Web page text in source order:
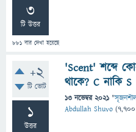
3
টি উত্তর
881 বার দেখা হয়েছে
+2
টি ভোট
1
উত্তর
'Scent' শব্দে
থাকে? C নাকি S
13 নভেম্বর 2021 "
Abdullah Shuvo (7,700